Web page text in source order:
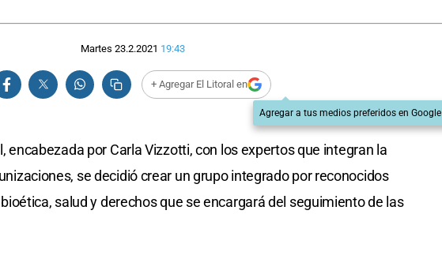
Martes 23.2.2021 19:43
+ Agregar El Litoral en
Agregar a tus medios preferidos en Google
encabezada por Carla Vizzotti, con los expertos que integran la
se decidió crear un grupo integrado por reconocidos
salud y derechos que se encargará del seguimiento de las